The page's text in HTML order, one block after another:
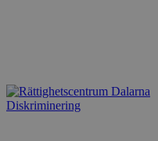
Diskriminering